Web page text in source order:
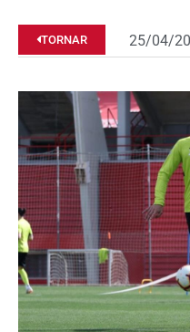
TORNAR 25/04/